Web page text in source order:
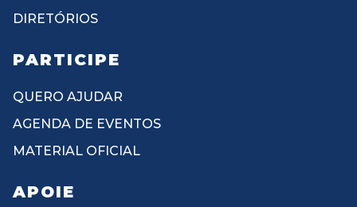
DIRETÓRIOS
PARTICIPE
QUERO AJUDAR
AGENDA DE EVENTOS
MATERIAL OFICIAL
APOIE